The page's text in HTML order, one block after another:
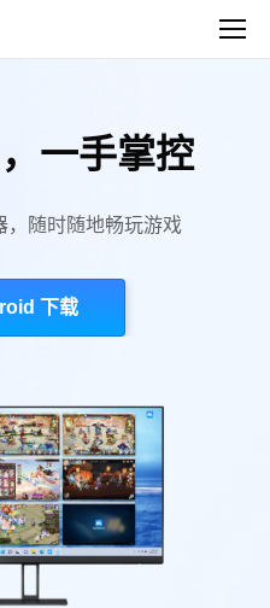
一手掌控
，随时随地畅玩游戏
下载